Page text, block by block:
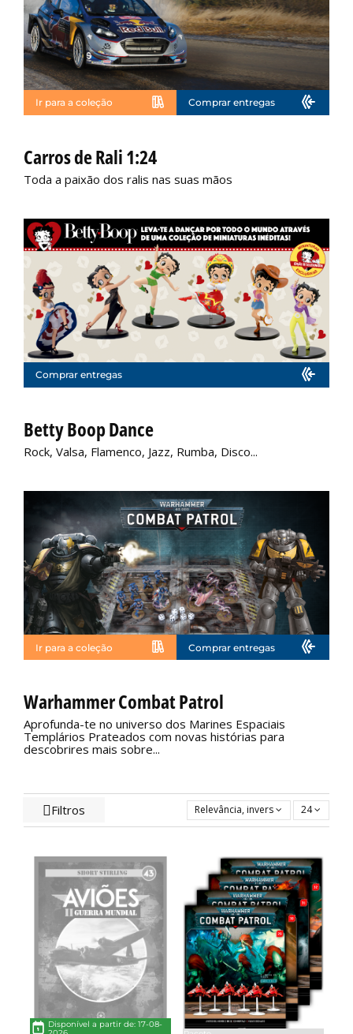
Ir para a coleção Comprar entregas
Carros de Rali 1:24
Toda a paixão dos ralis nas suas mãos
Comprar entregas
Betty Boop Dance
Rock, Valsa, Flamenco, Jazz, Rumba, Disco...
Ir para a coleção Comprar entregas
Warhammer Combat Patrol
Aprofunda-te no universo dos Marines Espaciais
Templários Prateados com novas histórias para
descobrires mais sobre...
Filtros Relevância, inversa 24
Disponível a partir de: 17-08-